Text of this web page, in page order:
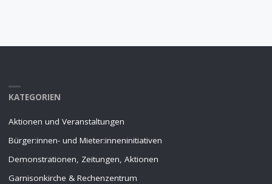
KATEGORIEN
Aktionen und Veranstaltungen
Bürger:innen- und Mieter:inneninitiativen
Demonstrationen, Zeitungen, Aktionen
Garnisonkirche & Rechenzentrum